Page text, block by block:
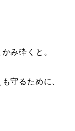
み砕くと。
守るために、